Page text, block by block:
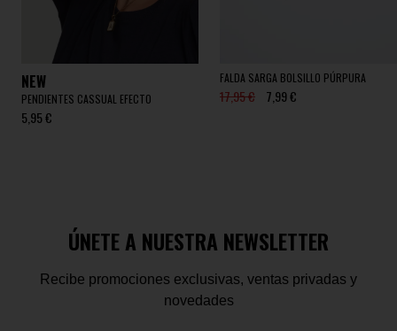
NEW
PENDIENTES CASSUAL EFECTO
5,95 €
FALDA SARGA BOLSILLO PÚRPURA
17,95 € 7,99 €
ÚNETE A NUESTRA NEWSLETTER
Recibe promociones exclusivas, ventas privadas y
novedades